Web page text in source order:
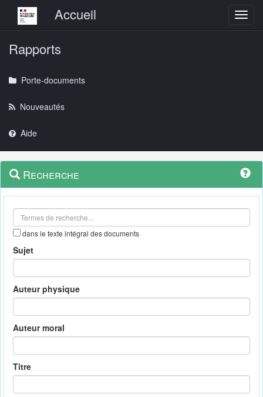
Menu principalAccueil
Rapports
Porte-documents
Nouveautés
Aide
Navigation
outils
Menu
contextuel
Recherche
dans le texte intégral des documents
Sujet
Auteur physique
Auteur moral
Titre